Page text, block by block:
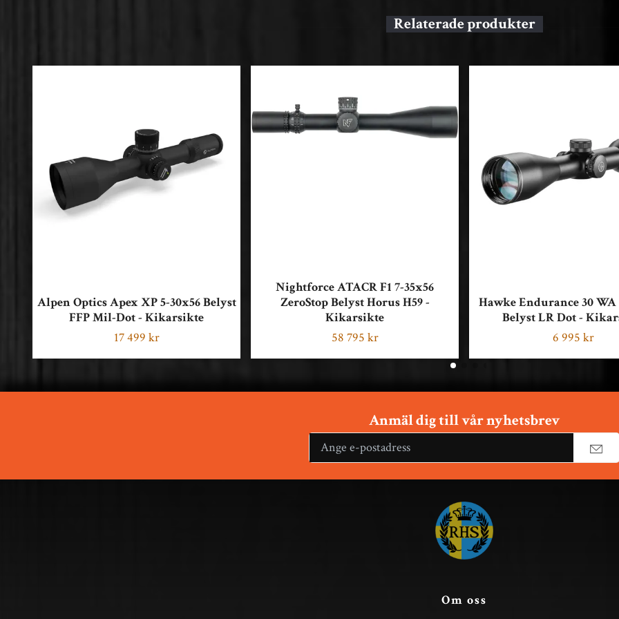
Alpen Optics Apex XP 5-30x56 Belyst
FFP Mil-Dot - Kikarsikte
17 499 kr
Nightforce ATACR F1 7-35x56
ZeroStop Belyst Horus H59 -
Kikarsikte
58 795 kr
Hawke Endurance 30 WA
Belyst LR Dot -
6 995 kr
Anmäl dig till vår nyhetsbrev
Om oss